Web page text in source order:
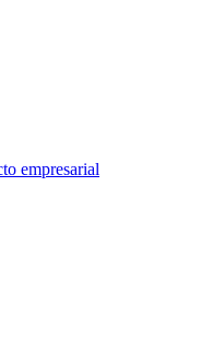
empresarial